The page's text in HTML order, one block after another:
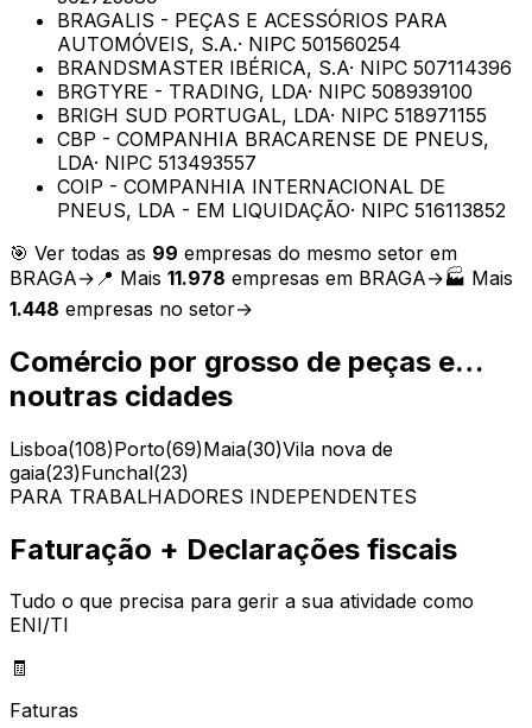
BRAGALIS - PEÇAS E ACESSÓRIOS PARA
AUTOMÓVEIS, S.A.· NIPC 501560254
BRANDSMASTER IBÉRICA, S.A· NIPC 507114396
BRGTYRE - TRADING, LDA· NIPC 508939100
BRIGH SUD PORTUGAL, LDA· NIPC 518971155
CBP - COMPANHIA BRACARENSE DE PNEUS,
LDA· NIPC 513493557
COIP - COMPANHIA INTERNACIONAL DE
PNEUS, LDA - EM LIQUIDAÇÃO· NIPC 516113852
🎯 Ver todas as 99 empresas do mesmo setor em
BRAGA→ 📍 Mais 11.978 empresas em BRAGA→🏭 Mais
1.448 empresas no setor→
Comércio por grosso de peças e…
noutras cidades
Lisboa(108)Porto(69)Maia(30)Vila nova de
gaia(23)Funchal(23)
PARA TRABALHADORES INDEPENDENTES
Faturação + Declarações fiscais
Tudo o que precisa para gerir a sua atividade como
ENI/TI
🧾
Faturas